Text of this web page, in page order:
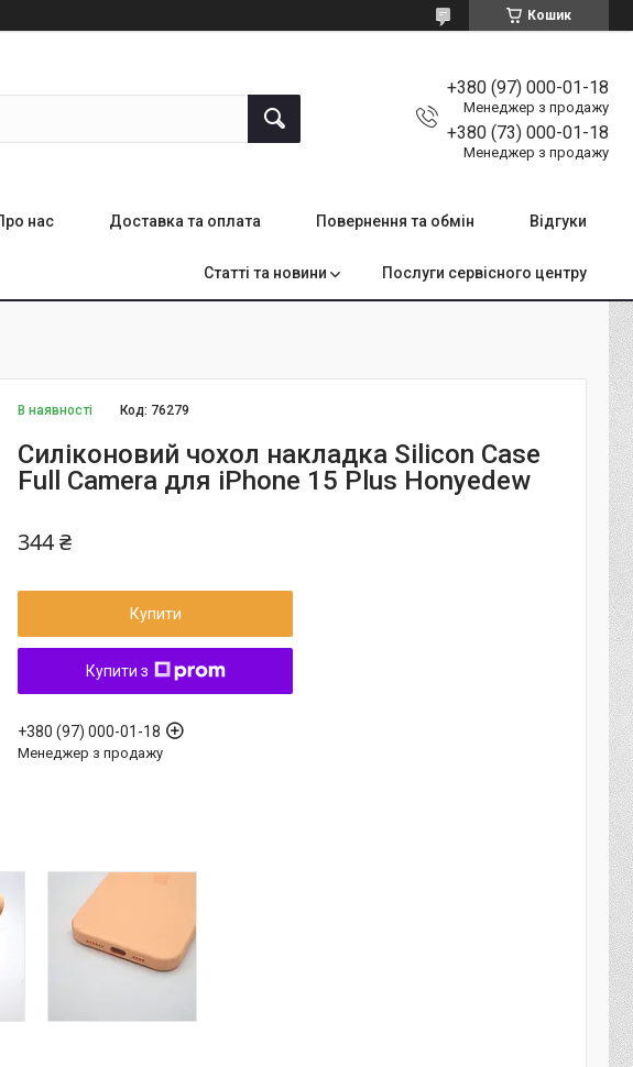
Кошик
+380 (97) 000-01-18
Менеджер з продажу
+380 (73) 000-01-18
Менеджер з продажу
нас Доставка та оплата Повернення та обмін Відгуки
Статті та новини Послуги сервісного центру
В наявності Код: 76279
Силіконовий чохол накладка Silicon Case
Full Camera для iPhone 15 Plus Honyedew
344 ₴
Купити
Купити з
+380 (97) 000-01-18
Менеджер з продажу